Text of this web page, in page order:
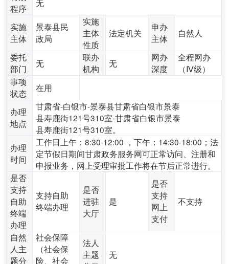
程序
无
实施
主体
景泰县民
政局
实施
主体
性质
法定机关
申办
主体
自然人
委托
部门
无
联办
机构
无
网办
深度
全程网办
（Ⅳ级）
事项
状态
在用
办理
地点
甘肃省-白银市-景泰县甘肃省白银市景泰
县寿鹿街121号310室-甘肃省白银市景泰
县寿鹿街121号310室。
办理
时间
工作日上午：8:30-12:00 ，下午：14:30-18:00；法
定节假日期间甘肃政务服务网可正常访问、注册和
申报业务，网上受理审批工作将在节后正常进行。
是否
支持
自助
终端
办理
支持自助
终端办理
是否
进驻
大厅
是
是否
支持
网上
支付
不支持
自然
人主
题分
社会保障
（社会保
险、社会
法人
主题
无